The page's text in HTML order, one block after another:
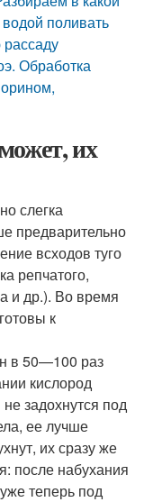
поливать
Обработка
их
слегка
предварительно
всходов туго
репчатого,
и др.). Во время
к
в 50—100 раз
кислород
задохнутся под
ее лучше
их сразу же
после набухания
теперь под